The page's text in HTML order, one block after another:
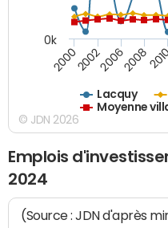
Lacquy
Moyenne
20002002200620082010
0k
© JDN 2026
Emplois
2024
(Source : JDN d'après